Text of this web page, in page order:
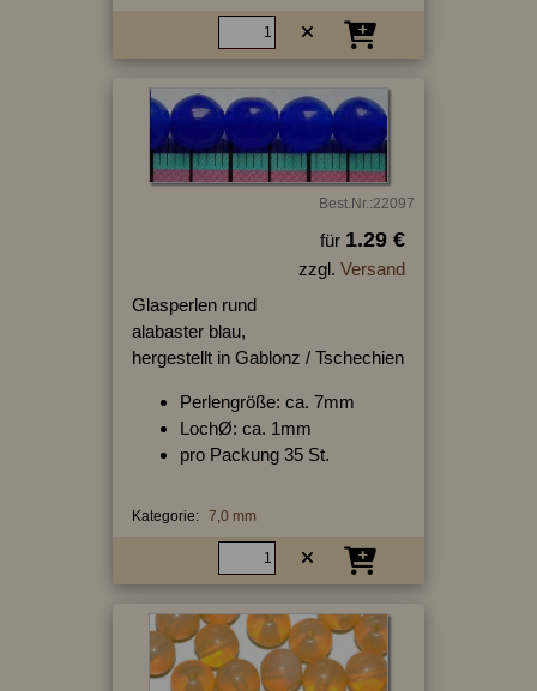
Best.Nr.:22097
für 1.29 €
zzgl. Versand
Glasperlen rund
alabaster blau,
hergestellt in Gablonz / Tschechien
Perlengröße: ca. 7mm
LochØ: ca. 1mm
pro Packung 35 St.
Kategorie: 7,0 mm